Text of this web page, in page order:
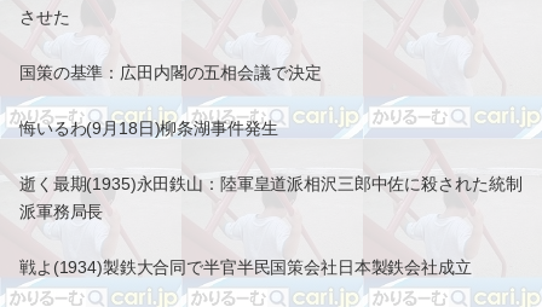
させた
国策の基準：広田内閣の五相会議で決定
悔いるわ(9月18日)柳条湖事件発生
逝く最期(1935)永田鉄山：陸軍皇道派相沢三郎中佐に殺された統制
派軍務局長
戦よ(1934)製鉄大合同で半官半民国策会社日本製鉄会社成立